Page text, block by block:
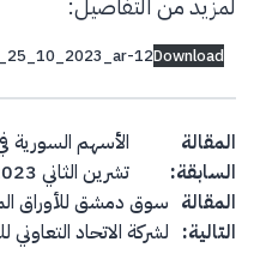
12Download
Post navigation
المقالة
السابقة:
تشرين الثاني 2023
المقالة
التالية:
سوق دمشق للأوراق
لشركة الاتحاد التعاوني